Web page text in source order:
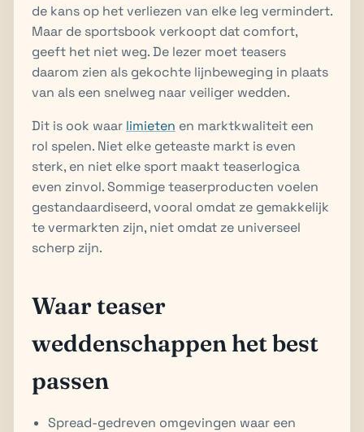
de kans op het verliezen van elke leg vermindert.
Maar de sportsbook verkoopt dat comfort,
geeft het niet weg. De lezer moet teasers
daarom zien als gekochte lijnbeweging in plaats
van als een snelweg naar veiliger wedden.
Dit is ook waar limieten en marktkwaliteit een
rol spelen. Niet elke geteaste markt is even
sterk, en niet elke sport maakt teaserlogica
even zinvol. Sommige teaserproducten voelen
gestandaardiseerd, vooral omdat ze gemakkelijk
te vermarkten zijn, niet omdat ze universeel
scherp zijn.
Waar teaser
weddenschappen het best
passen
Spread-gedreven omgevingen waar een